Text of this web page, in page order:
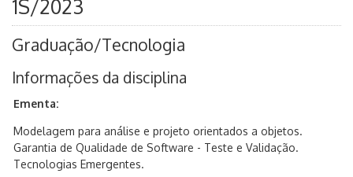
1S/2023
Graduação/Tecnologia
Informações da disciplina
Ementa:
Modelagem para análise e projeto orientados a objetos.
Garantia de Qualidade de Software - Teste e Validação.
Tecnologias Emergentes.